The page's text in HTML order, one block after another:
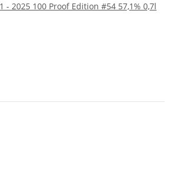
- 2025 100 Proof Edition #54 57,1% 0,7l